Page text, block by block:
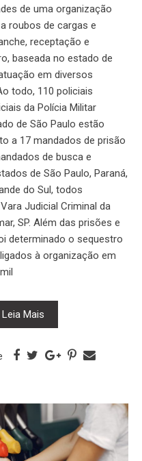
de uma organização
roubos de cargas e
receptação e
baseada no estado de
em diversos
todo, 110 policiais
da Polícia Militar
de São Paulo estão
a 17 mandados de prisão
de busca e
de São Paulo, Paraná,
do Sul, todos
Judicial Criminal da
SP. Além das prisões e
determinado o sequestro
à organização em
Leia Mais